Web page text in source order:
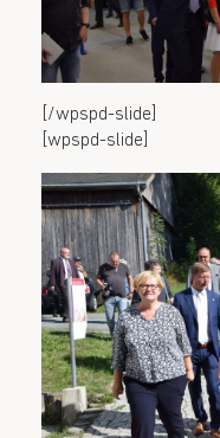
[/wpspd-slide]
[wpspd-slide]